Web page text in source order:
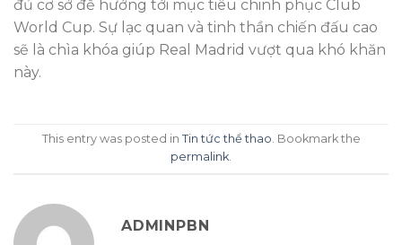
đủ cơ sở để hướng tới mục tiêu chinh phục Club
World Cup. Sự lạc quan và tinh thần chiến đấu cao
sẽ là chìa khóa giúp Real Madrid vượt qua khó khăn
này.
This entry was posted in Tin tức thể thao. Bookmark the
permalink.
ADMINPBN